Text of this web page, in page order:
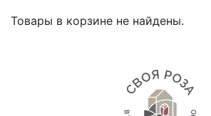
Товары в корзине не найдены.